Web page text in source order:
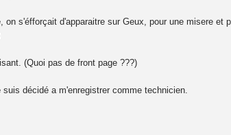
on s'éfforçait d'apparaitre sur Geux, pour une misere
(Quoi pas de front page ???)
décidé a m'enregistrer comme technicien.